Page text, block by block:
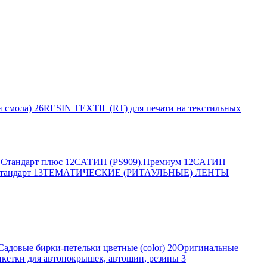
смола) 26RESIN TEXTIL (RT) для печати на текстильных
плюс 12САТИН (PS909).Премиум 12САТИН
13ТЕМАТИЧЕСКИЕ (РИТАУЛЬНЫЕ) ЛЕНТЫ
бирки-петельки цветные (color) 20Оригинальные
для автопокрышек, автошин, резины 3